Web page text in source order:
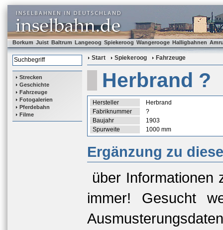
Borkum Juist Baltrum Langeoog Spiekeroog Wangerooge Halligbahnen
Strecken
Geschichte
Fahrzeuge
Fotogalerien
Pferdebahn
Filme
Start Spiekeroog Fahrzeuge
Herbrand ?
Hersteller
Herbrand
Fabriknummer
?
Baujahr
1903
Spurweite
1000 mm
Ergänzung zu
über Informationen
immer! Gesucht